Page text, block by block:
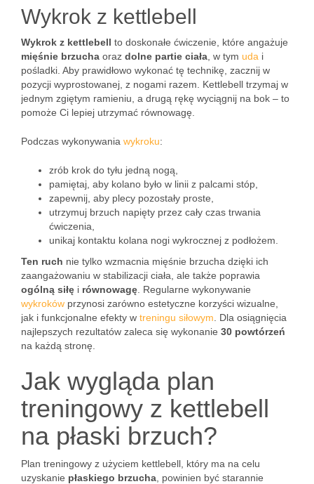
Wykrok z kettlebell
Wykrok z kettlebell to doskonałe ćwiczenie, które angażuje
mięśnie brzucha oraz dolne partie ciała , w tym uda i
pośladki. Aby prawidłowo wykonać tę technikę, zacznij w
pozycji wyprostowanej, z nogami razem. Kettlebell trzymaj w
jednym zgiętym ramieniu, a drugą rękę wyciągnij na bok – to
pomoże Ci lepiej utrzymać równowagę.
Podczas wykonywania wykroku:
zrób krok do tyłu jedną nogą,
pamiętaj, aby kolano było w linii z palcami stóp,
zapewnij, aby plecy pozostały proste,
utrzymuj brzuch napięty przez cały czas trwania
ćwiczenia,
unikaj kontaktu kolana nogi wykrocznej z podłożem.
Ten ruch nie tylko wzmacnia mięśnie brzucha dzięki ich
zaangażowaniu w stabilizacji ciała, ale także poprawia
ogólną siłę i równowagę . Regularne wykonywanie
wykroków przynosi zarówno estetyczne korzyści wizualne,
jak i funkcjonalne efekty w treningu siłowym . Dla osiągnięcia
najlepszych rezultatów zaleca się wykonanie 30 powtórzeń
na każdą stronę.
Jak wygląda plan
treningowy z kettlebell
na płaski brzuch?
Plan treningowy z użyciem kettlebell, który ma na celu
uzyskanie płaskiego brzucha , powinien być starannie